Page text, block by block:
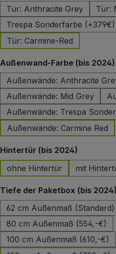
Tür: Anthracite Grey
Tür:
Trespa Sonderfarbe (+379€)
Tür: Carmine-Red
Außenwand-Farbe (bis 2024)
Außenwände: Anthracite
Außenwände: Mid Grey
Außenwände: Trespa
Außenwände: Carmine Red
Hintertür (bis 2024)
ohne Hintertür
mit
Tiefe der Paketbox (bis 2024)
62 cm Außenmaß (Standard)
80 cm Außenmaß (554,-€)
100 cm Außenmaß (610,-€)